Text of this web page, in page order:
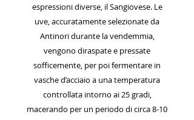
espressioni diverse, il Sangiovese. Le
uve, accuratamente selezionate da
Antinori durante la vendemmia,
vengono diraspate e pressate
sofficemente, per poi fermentare in
vasche d’acciaio a una temperatura
controllata intorno ai 25 gradi,
macerando per un periodo di circa 8-10